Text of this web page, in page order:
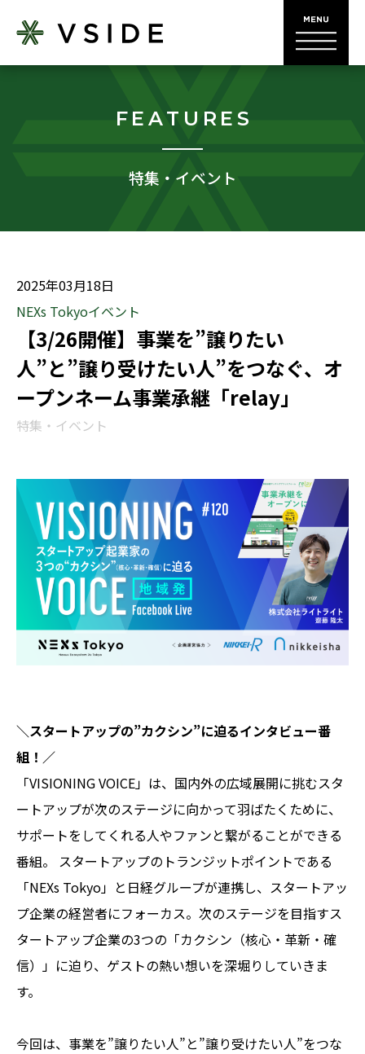
FEATURES
特集・イベント
2025年03月18日
NEXs Tokyoイベント
【3/26開催】事業を”譲りたい
人”と”譲り受けたい人”をつなぐ、オ
ープンネーム事業承継「relay」
特集・イベント
＼スタートアップの”カクシン”に迫るインタビュー番
組！／
「VISIONING VOICE」は、国内外の広域展開に挑むスタ
ートアップが次のステージに向かって羽ばたくために、
サポートをしてくれる人やファンと繋がることができる
番組。 スタートアップのトランジットポイントである
「NEXs Tokyo」と日経グループが連携し、スタートアッ
プ企業の経営者にフォーカス。次のステージを目指すス
タートアップ企業の3つの「カクシン（核心・革新・確
信）」に迫り、ゲストの熱い想いを深堀りしていきま
す。
今回は、事業を”譲りたい人”と”譲り受けたい人”をつな